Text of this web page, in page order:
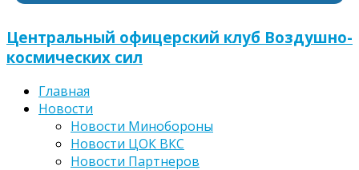
Центральный офицерский клуб Воздушно-
космических сил
Главная
Новости
Новости Минобороны
Новости ЦОК ВКС
Новости Партнеров